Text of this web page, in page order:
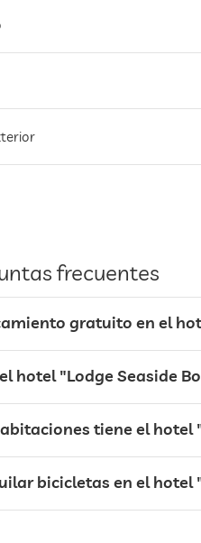
frecuentes
gratuito en el
hotel "Lodge Seaside
tiene el hotel
bicicletas en el hotel